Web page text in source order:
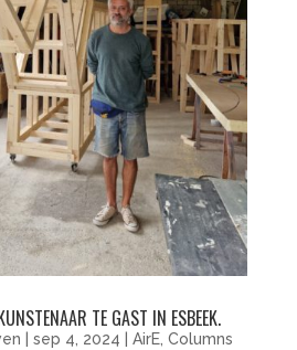
TE GAST IN ESBEEK.
sep 4, 2024 AirE, Columns